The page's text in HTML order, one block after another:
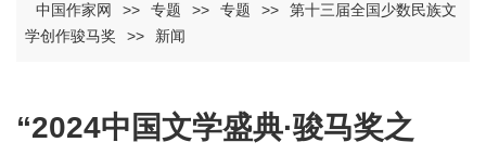
中国作家网 >> 专题 >> 专题 >>
第十三届全国少数民族文
学创作骏马奖
>> 新闻
“2024中国文学盛典·骏马奖之